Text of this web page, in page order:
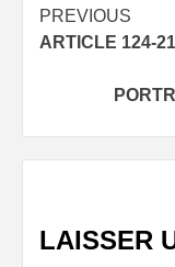
Post
PREVIOUS
ARTICLE 124-
LAISSER